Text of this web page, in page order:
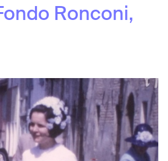
Ronconi,